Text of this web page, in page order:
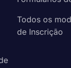
Todos os
de Inscrição